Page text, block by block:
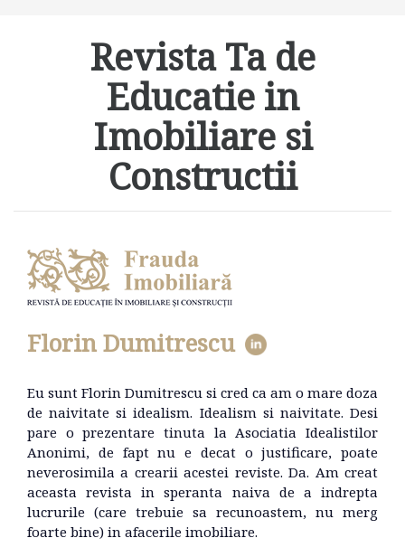
Revista Ta de
Educatie in
Imobiliare si
Constructii
Florin Dumitrescu
Eu sunt Florin Dumitrescu si cred ca am o mare doza
de naivitate si idealism. Idealism si naivitate. Desi
pare o prezentare tinuta la Asociatia Idealistilor
Anonimi, de fapt nu e decat o justificare, poate
neverosimila a crearii acestei reviste. Da. Am creat
aceasta revista in speranta naiva de a indrepta
lucrurile (care trebuie sa recunoastem, nu merg
foarte bine) in afacerile imobiliare.